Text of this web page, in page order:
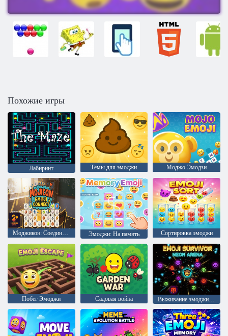
Похожие игры
Лабиринт Темы для эмоджи Моджо Эмодзи
Моджикон: Соедините эмоджи Эмоджи: На память Сортировка эмоджи
Побег Эмоджи Садовая война Выживание эмоджи - неоновая арена